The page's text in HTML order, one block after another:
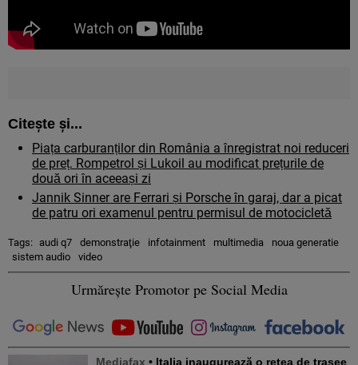
Citește și...
Piața carburanților din România a înregistrat noi reduceri
de preț. Rompetrol și Lukoil au modificat prețurile de
două ori în aceeași zi
Jannik Sinner are Ferrari și Porsche în garaj, dar a picat
de patru ori examenul pentru permisul de motocicletă
Tags: audi q7 demonstraţie infotainment multimedia
noua generatie
sistem audio
video
Urmărește Promotor pe Social Media
Mediafax • Italia inaugurează o rețea de trasee